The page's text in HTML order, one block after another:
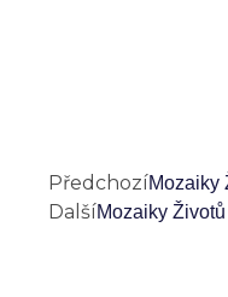
PředchozíMozaiky
DalšíMozaiky